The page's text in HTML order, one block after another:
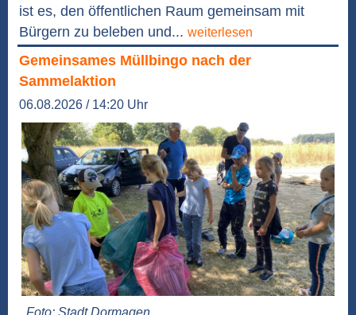
ist es, den öffentlichen Raum gemeinsam mit
Bürgern zu beleben und... weiterlesen
Gemeinsames Müllbingo nach der
Sammelaktion
06.08.2026 / 14:20 Uhr
Foto: Stadt Dormagen